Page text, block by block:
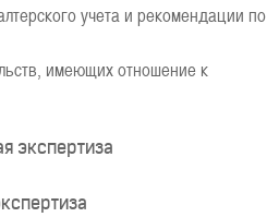
учета и рекомендации по
имеющих отношение к
экспертиза